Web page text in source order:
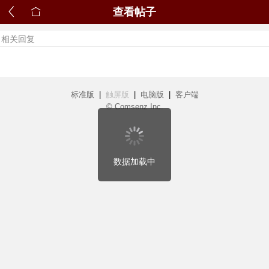
相关回复
标准版 触屏版 电脑版
客户端
© Comsenz Inc.
查看帖子
数据加载中